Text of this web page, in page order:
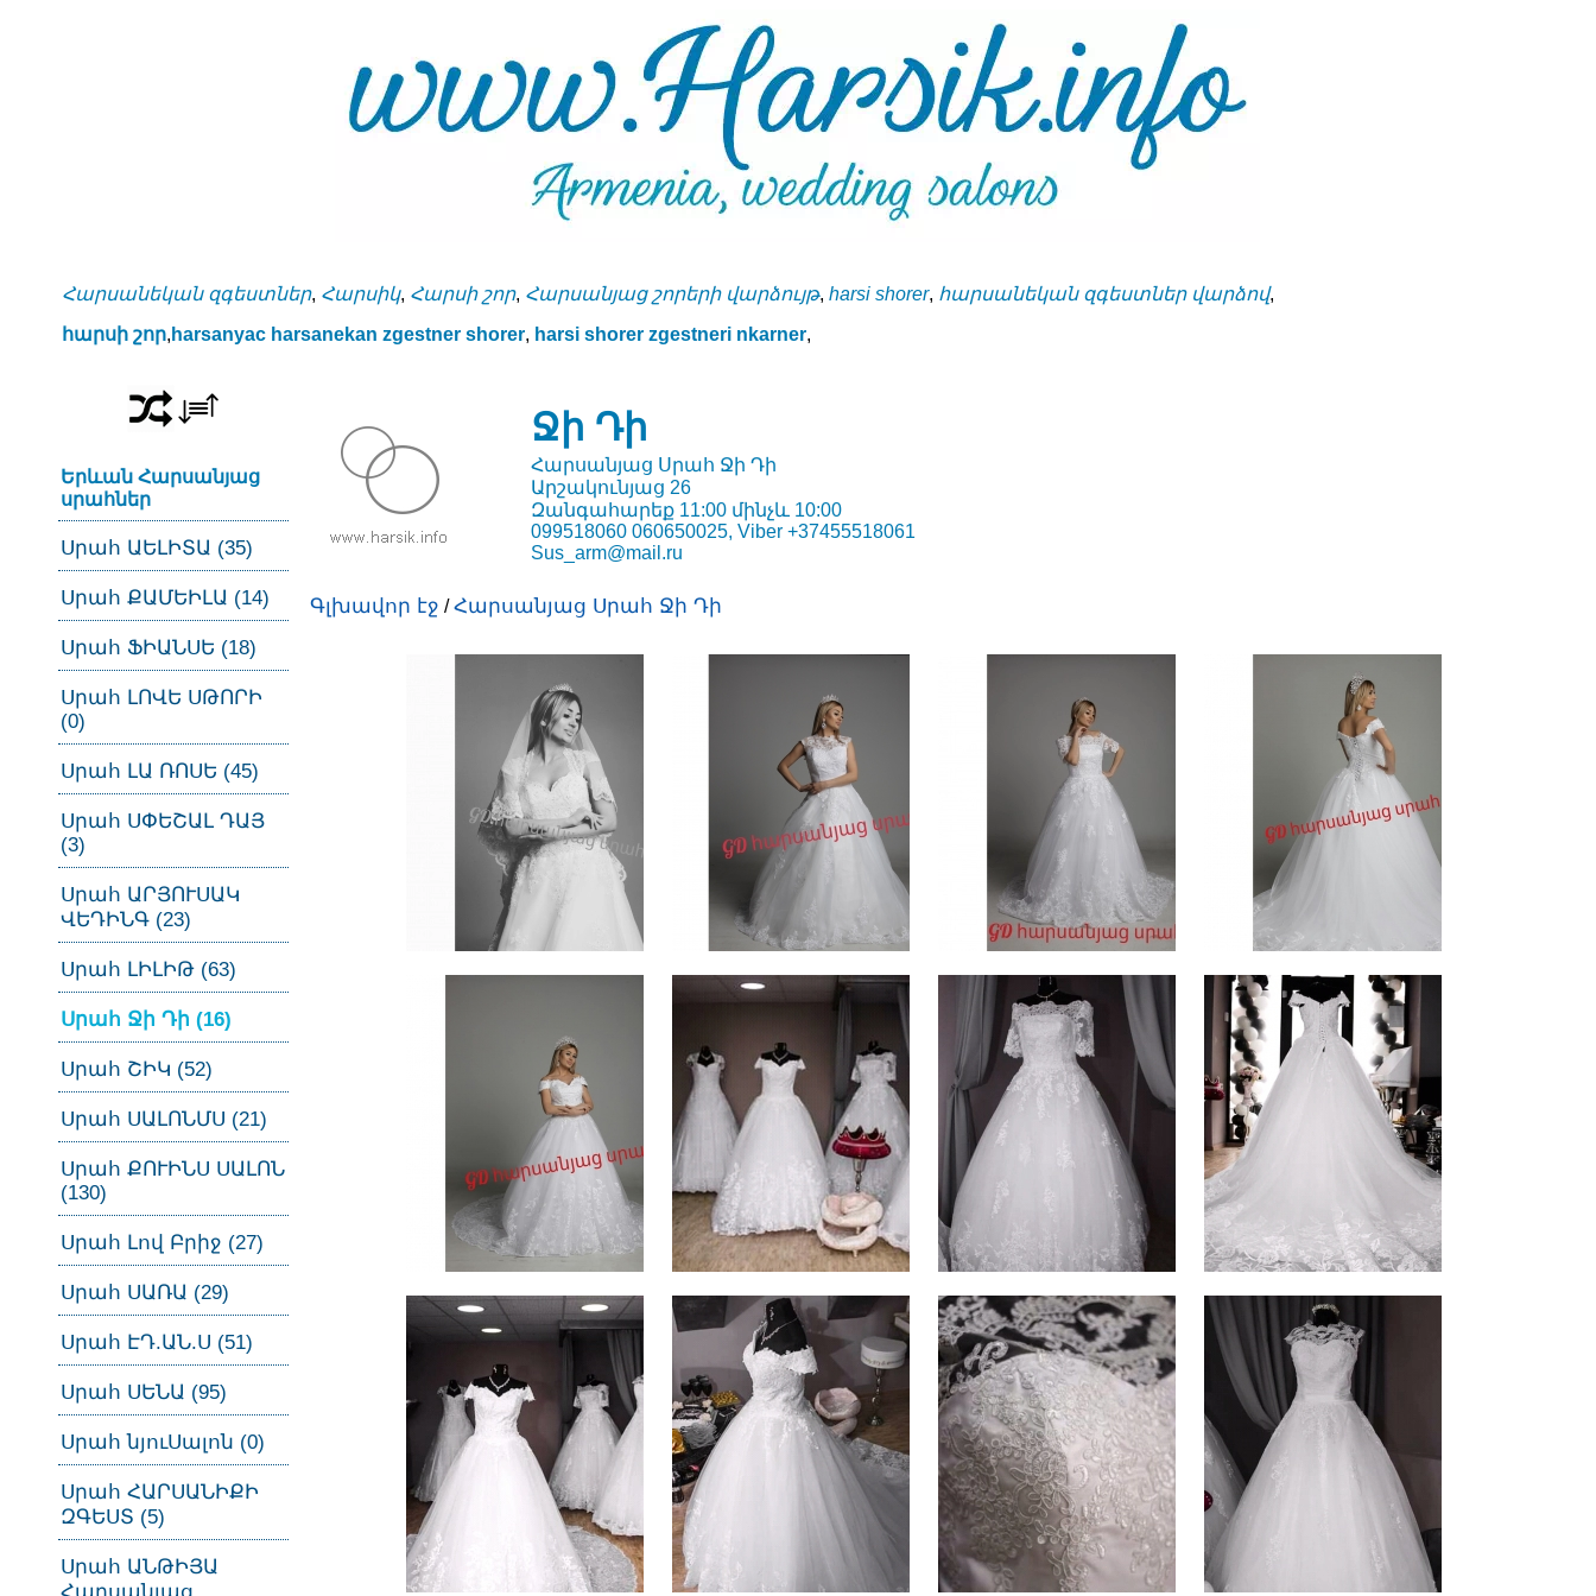
Հարսանեկան զգեստներ, Հարսիկ, Հարսի շոր, Հարսանյաց շորերի վարձույթ, harsi shorer, հարսանեկան զգեստներ վարձով,
հարսի շոր, harsanyac harsanekan zgestner shorer, harsi shorer zgestneri nkarner,
Երևան Հարսանյաց
սրահներ
Սրահ ԱԵԼԻՏԱ (35)
Սրահ ՔԱՄԵԻԼԱ (14)
Սրահ ՖԻԱՆՍԵ (18)
Սրահ ԼՈՎԵ ՍԹՈՐԻ
(0)
Սրահ ԼԱ ՌՈՍԵ (45)
Սրահ ՍՓԵՇԱԼ ԴԱՅ
(3)
Սրահ ԱՐՅՈՒՍԱԿ
ՎԵԴԻՆԳ (23)
Սրահ ԼԻԼԻԹ (63)
Սրահ Ջի Դի (16)
Սրահ ՇԻԿ (52)
Սրահ ՍԱԼՈՆՄՍ (21)
Սրահ ՔՈՒԻՆՍ ՍԱԼՈՆ
(130)
Սրահ Լով Բրիջ (27)
Սրահ ՍԱՌԱ (29)
Սրահ ԷԴ.ԱՆ.Ս (51)
Սրահ ՍԵՆԱ (95)
Սրահ նյուՍալոն (0)
Սրահ ՀԱՐՍԱՆԻՔԻ
ԶԳԵՍՏ (5)
Սրահ ԱՆԹԻՅԱ
Ջի Դի
Հարսանյաց Սրահ Ջի Դի
Արշակունյաց 26
Զանգահարեք 11:00 մինչև 10:00
099518060 060650025, Viber +37455518061
Sus_arm@mail.ru
Գլխավոր էջ /Հարսանյաց Սրահ Ջի Դի